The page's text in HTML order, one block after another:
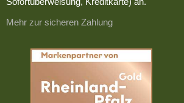
Mehr zur sicheren Zahlung